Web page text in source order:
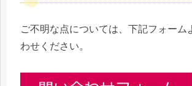
ご不明な点については、下記フォーム
わせください。